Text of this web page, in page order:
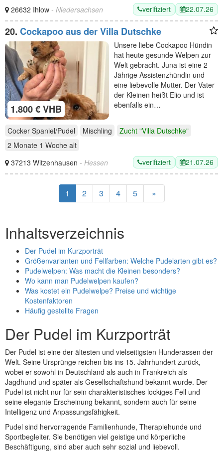
26632 Ihlow - Niedersachsen verifiziert 22.07.26
20. Cockapoo aus der Villa Dutschke
1.800 € VHB
Unsere liebe Cockapoo Hündin
hat heute gesunde Welpen zur
Welt gebracht. Juna ist eine 2
Jährige Assistenzhündin und
eine liebevolle Mutter. Der Vater
der Kleinen heißt Elio und ist
ebenfalls ein…
Cocker Spaniel/Pudel Mischling
Zucht "Villa Dutschke"
2 Monate 1 Woche alt
37213 Witzenhausen - Hessen verifiziert 21.07.26
1 2 3 4 5 »
Inhaltsverzeichnis
Der Pudel im Kurzporträt
Größenvarianten und Fellfarben: Welche Pudelarten gibt es?
Pudelwelpen: Was macht die Kleinen besonders?
Wo kann man Pudelwelpen kaufen?
Was kostet ein Pudelwelpe? Preise und wichtige
Kostenfaktoren
Häufig gestellte Fragen
Der Pudel im Kurzporträt
Der Pudel ist eine der ältesten und vielseitigsten Hunderassen der
Welt. Seine Ursprünge reichen bis ins 15. Jahrhundert zurück,
wobei er sowohl in Deutschland als auch in Frankreich als
Jagdhund und später als Gesellschaftshund bekannt wurde. Der
Pudel ist nicht nur für sein charakteristisches lockiges Fell und
seine elegante Erscheinung bekannt, sondern auch für seine
Intelligenz und Anpassungsfähigkeit.
Pudel sind hervorragende Familienhunde, Therapiehunde und
Sportbegleiter. Sie benötigen viel geistige und körperliche
Beschäftigung, sind aber auch sehr sozial und liebevoll.